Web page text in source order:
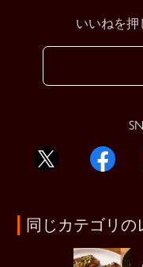
いいねを
同じカテゴリの